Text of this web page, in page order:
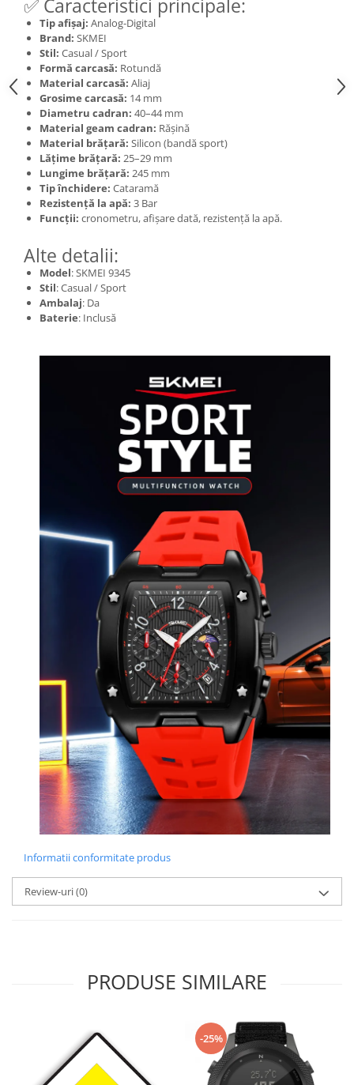
✅ Caracteristici principale:
Tip afișaj: Analog-Digital
Brand: SKMEI
Stil: Casual / Sport
Formă carcasă: Rotundă
Material carcasă: Aliaj
Grosime carcasă: 14 mm
Diametru cadran: 40–44 mm
Material geam cadran: Rășină
Material brățară: Silicon (bandă sport)
Lățime brățară: 25–29 mm
Lungime brățară: 245 mm
Tip închidere: Cataramă
Rezistență la apă: 3 Bar
Funcții: cronometru, afișare dată, rezistență la apă.
Alte detalii:
Model: SKMEI 9345
Stil: Casual / Sport
Ambalaj: Da
Baterie: Inclusă
Informatii conformitate produs
Review-uri(0)
PRODUSE SIMILARE
-25%